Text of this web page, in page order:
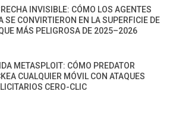
INVISIBLE: CÓMO LOS AGENTES
SE CONVIRTIERON EN LA SUPERFICIE DE
MÁS PELIGROSA DE 2025–2026
METASPLOIT: CÓMO PREDATOR
CUALQUIER MÓVIL CON ATAQUES
CERO-CLIC